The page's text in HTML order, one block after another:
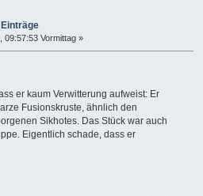
09:57:53 Vormittag »
er kaum Verwitterung aufweist: Er
Fusionskruste, ähnlich den
Sikhotes. Das Stück war auch
Eigentlich schade, dass er